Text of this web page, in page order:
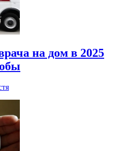
на дом в 2025